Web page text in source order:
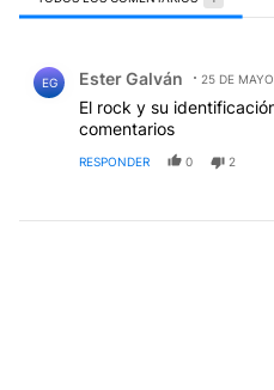
EG Ester Galván 25 DE
El rock y su
comentarios
RESPONDER 0 2